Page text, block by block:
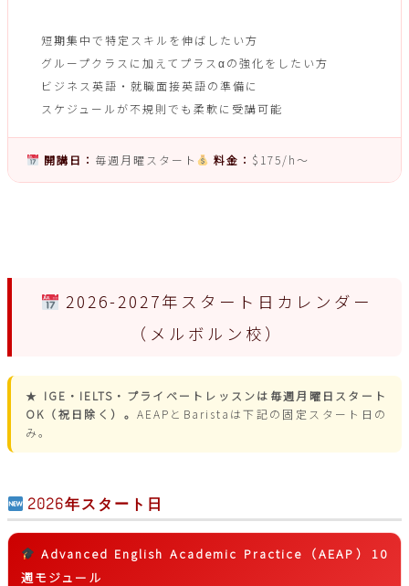
短期集中で特定スキルを伸ばしたい方
グループクラスに加えてプラスαの強化をしたい方
ビジネス英語・就職面接英語の準備に
スケジュールが不規則でも柔軟に受講可能
開講日： 毎週月曜スタート 料金： $175/h〜
2026-2027年スタート日カレンダー
（メルボルン校）
★ IGE・IELTS・プライベートレッスンは毎週月曜日スタート
OK（祝日除く）。 AEAPとBaristaは下記の固定スタート日の
み。
2026年スタート日
Advanced English Academic Practice（AEAP）10
週モジュール